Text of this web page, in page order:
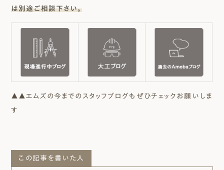
は別途ご相談下さい。
▲▲エムズの今までのスタッフブログもぜひチェックお願いしま
す
この記事を書いた人